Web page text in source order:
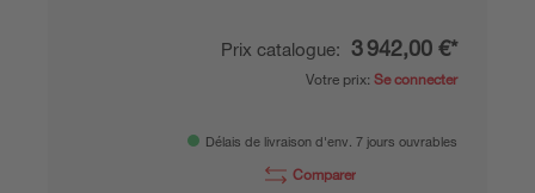
Prix catalogue: 3 942,00 €*
Votre prix: Se connecter
Délais de livraison d'env. 7 jours ouvrables
Comparer